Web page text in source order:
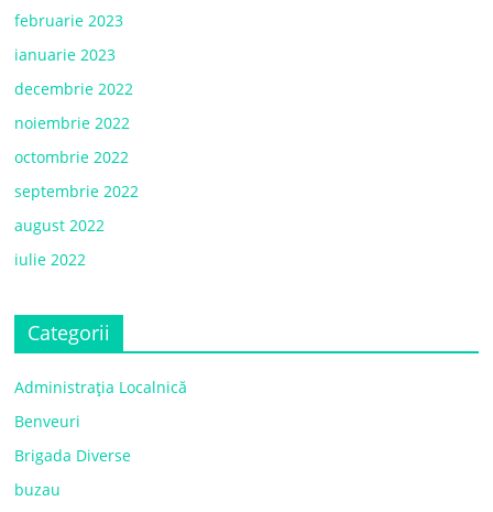
februarie 2023
ianuarie 2023
decembrie 2022
noiembrie 2022
octombrie 2022
septembrie 2022
august 2022
iulie 2022
Categorii
Administrația Localnică
Benveuri
Brigada Diverse
buzau